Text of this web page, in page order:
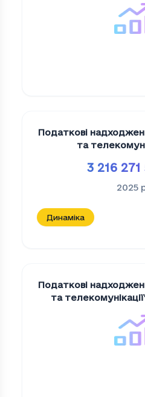
Податкові
та
3 216
2025
Динаміка
Податкові
та